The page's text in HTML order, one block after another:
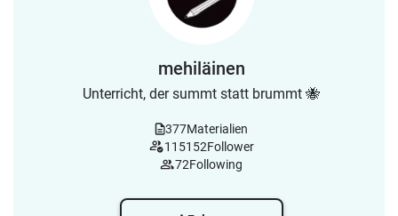
mehiläinen
Unterricht, der summt statt brummt 🐝
377Materialien
115152Follower
72Following